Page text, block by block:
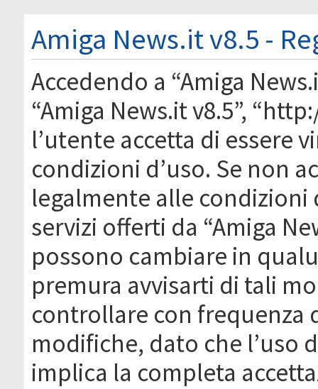
Amiga News.it v8.5 -
Accedendo a “Amiga
“Amiga News.it v8.5”,
l’utente accetta di essere
condizioni d’uso. Se non
legalmente alle condizioni
servizi offerti da “Amiga
possono cambiare in
premura avvisarti di tali
controllare con frequenza
modifiche, dato che l’uso
implica la completa